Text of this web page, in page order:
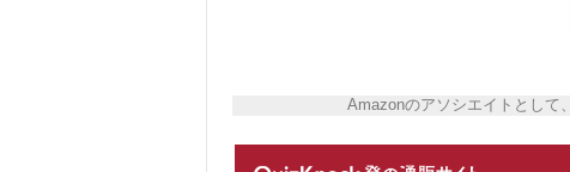
Amazonのアソシエイトとして